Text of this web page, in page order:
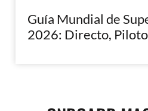
Guía Mundial de
2026: Directo,